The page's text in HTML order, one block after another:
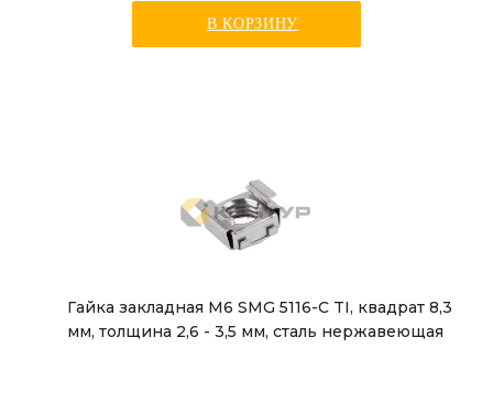
В КОРЗИНУ
Гайка закладная М6 SMG 5116-C TI, квадрат 8,3
мм, толщина 2,6 - 3,5 мм, сталь нержавеющая